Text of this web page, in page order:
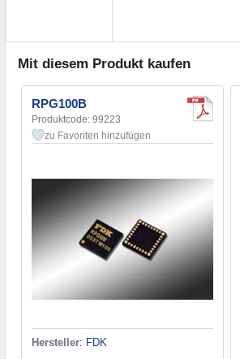
Mit diesem Produkt kaufen
RPG100B
Produktcode: 99223
zu Favoriten hinzufügen
Hersteller: FDK